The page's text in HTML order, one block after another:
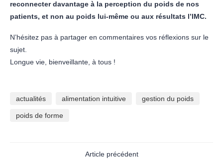
reconnecter davantage à la perception du poids de nos
patients, et non au poids lui-même ou aux résultats l’IMC.
N’hésitez pas à partager en commentaires vos réflexions sur le
sujet.
Longue vie, bienveillante, à tous !
actualités alimentation intuitive gestion du poids
poids de forme
Article précédent